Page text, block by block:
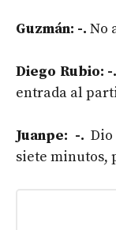
Guzmán: -. No
Diego Rubio: -.
entrada al
Juanpe: -.
siete minutos,